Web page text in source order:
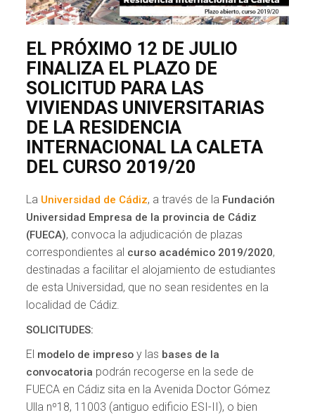
EL PRÓXIMO 12 DE JULIO
FINALIZA EL PLAZO DE
SOLICITUD PARA LAS
VIVIENDAS UNIVERSITARIAS
DE LA RESIDENCIA
INTERNACIONAL LA CALETA
DEL CURSO 2019/20
La Universidad de Cádiz, a través de la Fundación
Universidad Empresa de la provincia de Cádiz
(FUECA), convoca la adjudicación de plazas
correspondientes al curso académico 2019/2020,
destinadas a facilitar el alojamiento de estudiantes
de esta Universidad, que no sean residentes en la
localidad de Cádiz.
SOLICITUDES:
El modelo de impreso y las bases de la
convocatoria podrán recogerse en la sede de
FUECA en Cádiz sita en la Avenida Doctor Gómez
Ulla nº18, 11003 (antiguo edificio ESI-II), o bien